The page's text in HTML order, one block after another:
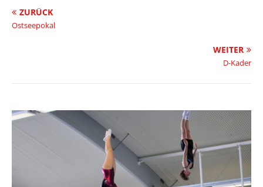
ZURÜCK
Ostseepokal
WEITER
D-Kader